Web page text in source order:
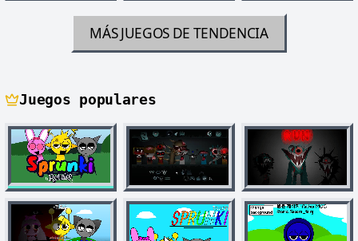
MÁS JUEGOS DE TENDENCIA
Juegos populares